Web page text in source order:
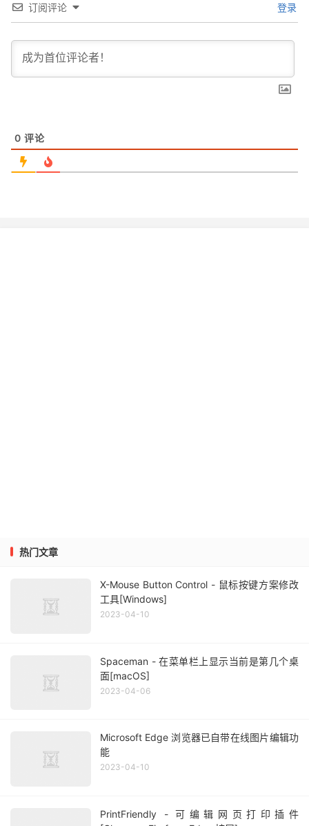
订阅评论 登录
0 评论
热门文章
X-Mouse Button Control - 鼠标按键方案修改
工具[Windows]
2023-04-10
Spaceman - 在菜单栏上显示当前是第几个桌
面[macOS]
2023-04-06
Microsoft Edge 浏览器已自带在线图片编辑功
能
2023-04-10
PrintFriendly - 可编辑网页打印插件